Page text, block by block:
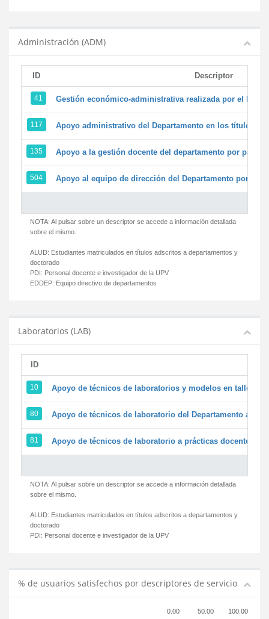
Administración (ADM)
ID Descriptor
41 Gestión económico-administrativa realizada por el
117 Apoyo administrativo del Departamento en los títulos de
135 Apoyo a la gestión docente del departamento por parte
504 Apoyo al equipo de dirección del Departamento por
NOTA: Al pulsar sobre un descriptor se accede a información detallada
sobre el mismo.
ALUD: Estudiantes matriculados en títulos adscritos a departamentos y
doctorado
PDI: Personal docente e investigador de la UPV
EDDEP: Equipo directivo de departamentos
Laboratorios (LAB)
ID
10 Apoyo de técnicos de laboratorios y modelos en
80 Apoyo de técnicos de laboratorio del Departamento a la
81 Apoyo de técnicos de laboratorio a prácticas docentes y
NOTA: Al pulsar sobre un descriptor se accede a información detallada
sobre el mismo.
ALUD: Estudiantes matriculados en títulos adscritos a departamentos y
doctorado
PDI: Personal docente e investigador de la UPV
% de usuarios satisfechos por descriptores de servicio
0.00 50.00 100.00